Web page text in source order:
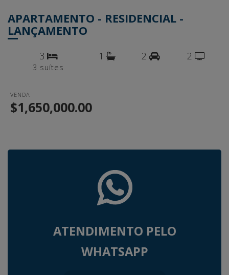
APARTAMENTO - RESIDENCIAL -
LANÇAMENTO
3
3 suítes
1 2 2
VENDA
$1,650,000.00
ATENDIMENTO PELO
WHATSAPP